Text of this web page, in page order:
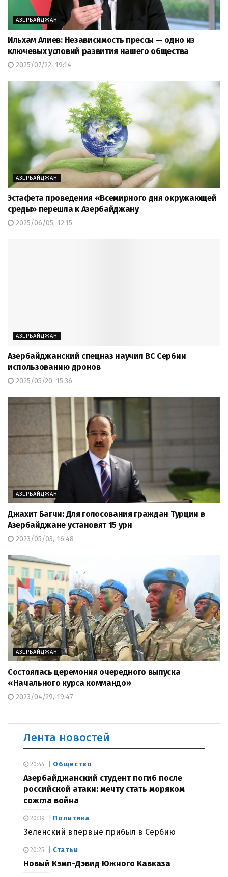
АЗЕРБАЙДЖАН
Ильхам Алиев: Независимость прессы — одно из
ключевых условий развития нашего общества
2025/07/22, 19:14
АЗЕРБАЙДЖАН
Эстафета проведения «Всемирного дня окружающей
среды» перешла к Азербайджану
2025/06/05, 12:15
АЗЕРБАЙДЖАН
Азербайджанский спецназ научил ВС Сербии
использованию дронов
2025/05/20, 15:36
АЗЕРБАЙДЖАН
Джахит Багчи: Для голосования граждан Турции в
Азербайджане установят 15 урн
2023/05/03, 16:48
АЗЕРБАЙДЖАН
Состоялась церемония очередного выпуска
«Начального курса коммандо»
2023/04/29, 19:47
Лента новостей
Общество
Азербайджанский студент погиб после
российской атаки: мечту стать моряком
сожгла война
20:44
Политика
Зеленский впервые прибыл в Сербию
20:39
Статьи
Новый Кэмп-Дэвид Южного Кавказа
20:25